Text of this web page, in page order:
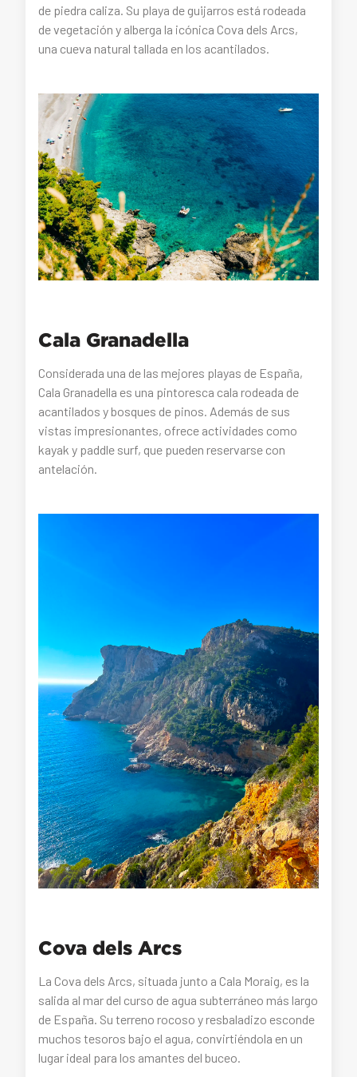
de piedra caliza. Su playa de guijarros está rodeada
de vegetación y alberga la icónica Cova dels Arcs,
una cueva natural tallada en los acantilados.
Cala Granadella
Considerada una de las mejores playas de España,
Cala Granadella es una pintoresca cala rodeada de
acantilados y bosques de pinos. Además de sus
vistas impresionantes, ofrece actividades como
kayak y paddle surf, que pueden reservarse con
antelación.
Cova dels Arcs
La Cova dels Arcs, situada junto a Cala Moraig, es la
salida al mar del curso de agua subterráneo más largo
de España. Su terreno rocoso y resbaladizo esconde
muchos tesoros bajo el agua, convirtiéndola en un
lugar ideal para los amantes del buceo.